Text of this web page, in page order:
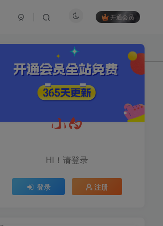
开通会员
1.2W+人已阅读
育儿教学教培新玩法，AI生成教学视频，
市场大，操作简单，变现天花板...
TOP1
频用AI全搞定，一天5张+不
是问题，每天只需10分钟
midjourney新手入门教程：
人人都是AI艺术家，新手小
HI！请登录
登录 注册